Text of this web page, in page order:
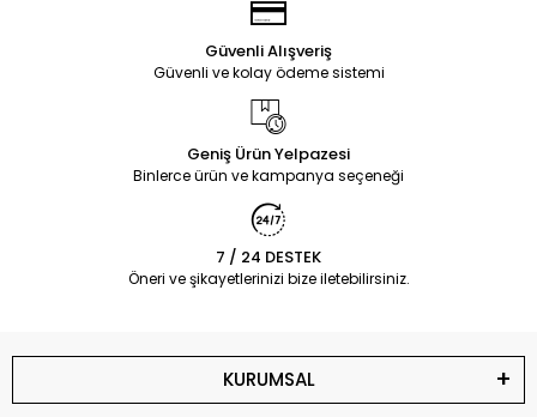
Güvenli Alışveriş
Güvenli ve kolay ödeme sistemi
Geniş Ürün Yelpazesi
Binlerce ürün ve kampanya seçeneği
7 / 24 DESTEK
Öneri ve şikayetlerinizi bize iletebilirsiniz.
KURUMSAL